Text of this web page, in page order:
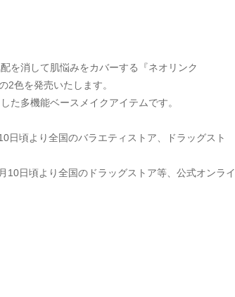
を消して肌悩みをカバーする『ネオリンク
2色を発売いたします。
た多機能ベースメイクアイテムです。
頃より全国のバラエティストア、ドラッグスト
日頃より全国のドラッグストア等、公式オンライ